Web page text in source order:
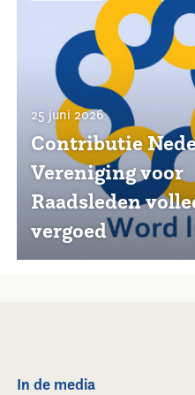
25 juni 2026
Contributie
Vereniging voor
Raadsleden
vergoed
In de media